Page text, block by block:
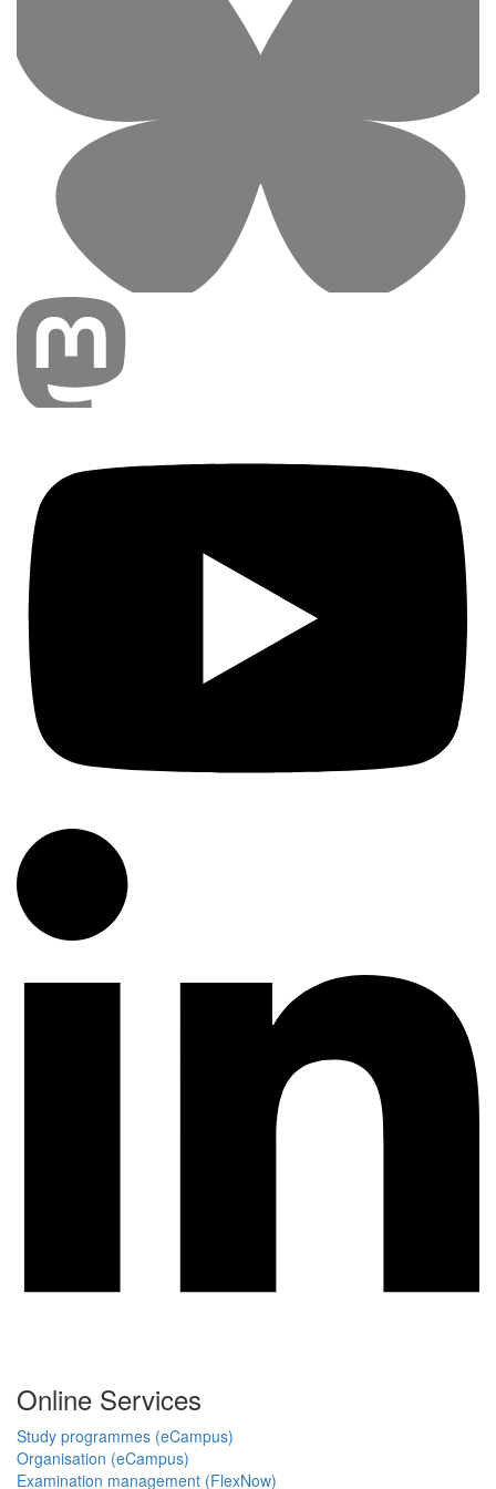
Online Services
Study programmes (eCampus)
Organisation (eCampus)
Examination management (FlexNow)